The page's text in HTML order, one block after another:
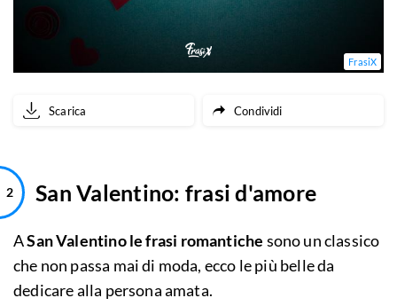
FrasiX
Scarica Condividi
San Valentino: frasi d'amore
ASan Valentino le frasi romantiche sono un classico
che non passa mai di moda, ecco le più belle da
dedicare alla persona amata.